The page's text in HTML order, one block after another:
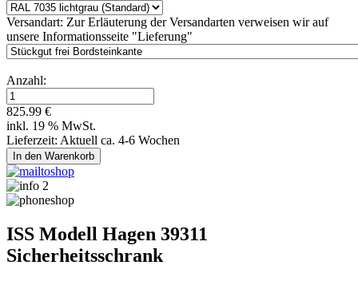
Versandart: Zur Erläuterung der Versandarten verweisen wir auf
unsere Informationsseite "Lieferung"
Anzahl:
825.99 €
inkl. 19 % MwSt.
Lieferzeit: Aktuell ca. 4-6 Wochen
ISS Modell Hagen 39311
Sicherheitsschrank